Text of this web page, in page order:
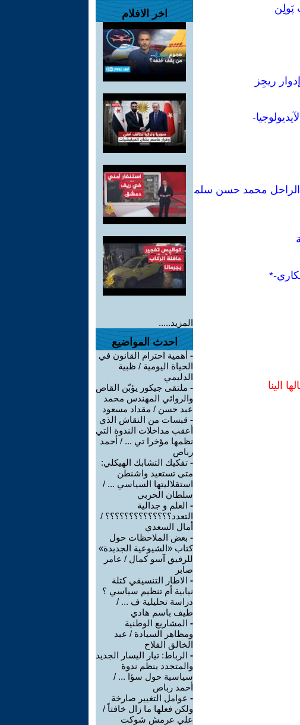
پَولِن
ريجِز
الراحل محمد حسن سلم
*
الينا
اخر الافلام
المزيد.....
احدث المواضيع
- أهمية احترام القانون في
الحياة اليومية / ظبية
الدليمي
- ملتقى جيكور يؤبّن القاص
والروائي المهندس محمد
عبد حسن / مقداد مسعود
- قبسات من النقاش الذي
أعقب مداخلات الندوة التي
نظمها مؤخرا تي ... / أحمد
رباص
- تفكيك التشابك الهيكلي:
متى تستعيد واشنطن
استقلاليتها السياسي ... /
سلطان الحربي
- العلم و جدالية
التعدد؟؟؟؟؟؟؟؟؟؟؟؟؟؟ /
أمال السعدي
- بعض الملاحظات حول
كتاب «الشيوعية الجديدة»
للرفيق آسو كمال / عامر
صابر
- الاطار التنسيقي كتلة
نيابية أم تنظيم سياسي ؟
دراسة تحليلية ف ... /
طيف باسم هادي
- المشاريع الوطنية
ومظاهر السيادة / عبد
الخالق الفلاح
- الرباط: تيار اليسار الجديد
والمتجدد ينظم ندوة
سياسية حول سؤا ... /
أحمد رباص
- عوامل التغيير صارخة
ولكن فعلها ما زال خافتاً /
علي عرمش شوكت